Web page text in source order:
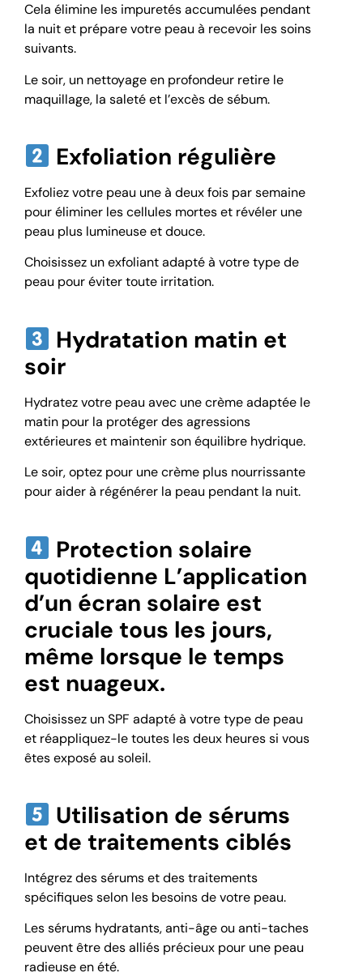
Cela élimine les impuretés accumulées pendant
la nuit et prépare votre peau à recevoir les soins
suivants.
Le soir, un nettoyage en profondeur retire le
maquillage, la saleté et l’excès de sébum.
Exfoliation régulière
Exfoliez votre peau une à deux fois par semaine
pour éliminer les cellules mortes et révéler une
peau plus lumineuse et douce.
Choisissez un exfoliant adapté à votre type de
peau pour éviter toute irritation.
Hydratation matin et
soir
Hydratez votre peau avec une crème adaptée le
matin pour la protéger des agressions
extérieures et maintenir son équilibre hydrique.
Le soir, optez pour une crème plus nourrissante
pour aider à régénérer la peau pendant la nuit.
Protection solaire
quotidienne L’application
d’un écran solaire est
cruciale tous les jours,
même lorsque le temps
est nuageux.
Choisissez un SPF adapté à votre type de peau
et réappliquez-le toutes les deux heures si vous
êtes exposé au soleil.
Utilisation de sérums
et de traitements ciblés
Intégrez des sérums et des traitements
spécifiques selon les besoins de votre peau.
Les sérums hydratants, anti-âge ou anti-taches
peuvent être des alliés précieux pour une peau
radieuse en été.